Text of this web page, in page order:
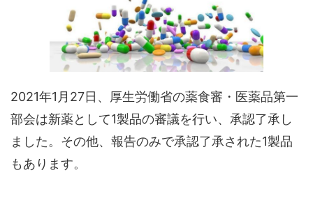
2021年1月27日、厚生労働省の薬食審・医薬品第一
部会は新薬として1製品の審議を行い、承認了承し
ました。その他、報告のみで承認了承された1製品
もあります。